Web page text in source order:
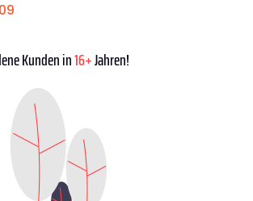
Kunden in16+Jahren!